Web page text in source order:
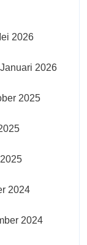
2026
Januari 2026
2025
2024
2024